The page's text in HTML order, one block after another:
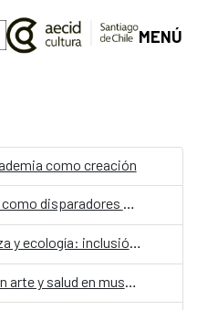
MENÚ
como creación
Taller: “La palabra y el collage como disparadores de la creación. Estrategias y herramientas para la inclusión social comunitaria”
Taller “Salud mental, naturaleza y ecología: inclusión y estimulación creativa en museos, instituciones y centros culturales”